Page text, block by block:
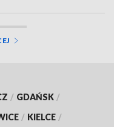
/ GDAŃSK /
/ KIELCE /